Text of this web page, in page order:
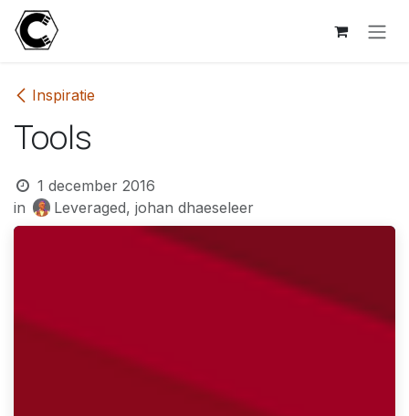
Overslaan naar inhoud
Inspiratie
Tools
1 december 2016
in
Leveraged, johan dhaeseleer